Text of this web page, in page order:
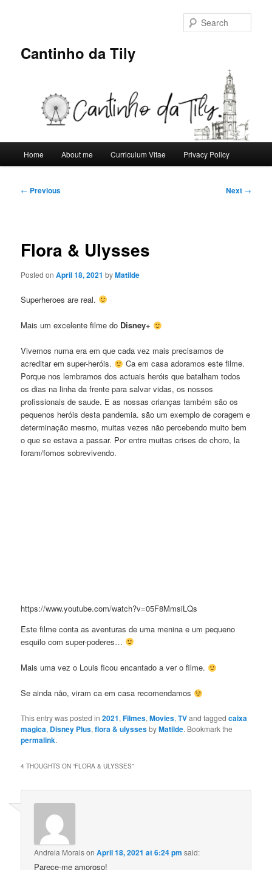
Cantinho da Tily
Home About me Curriculum Vitae Privacy Policy
Post
← Previous Next →
Flora & Ulysses
Posted onApril 18, 2021 byMatilde
Superheroes are real.
Mais um excelente filme do Disney+
Vivemos numa era em que cada vez mais precisamos de
acreditar em super-heróis.
Ca em casa adoramos este filme.
Porque nos lembramos dos actuais heróis que batalham todos
os dias na linha da frente para salvar vidas, os nossos
profissionais de saude. E as nossas crianças também são os
pequenos heróis desta pandemia. são um exemplo de coragem e
determinação mesmo, muitas vezes não percebendo muito bem
o que se estava a passar. Por entre muitas crises de choro, la
foram/fomos sobrevivendo.
https://www.youtube.com/watch?v=05F8MmsiLQs
Este filme conta as aventuras de uma menina e um pequeno
esquilo com super-poderes…
Mais uma vez o Louis ficou encantado a ver o filme.
Se ainda não, viram ca em casa recomendamos
This entry was posted in2021,Filmes,Movies,TVand taggedcaixa
magica, Disney Plus,flora & ulyssesbyMatilde. Bookmark the
permalink.
4 THOUGHTS ON “FLORA & ULYSSES”
Andreia MoraisonApril 18, 2021 at 6:24 pm said:
Parece-me amoroso!